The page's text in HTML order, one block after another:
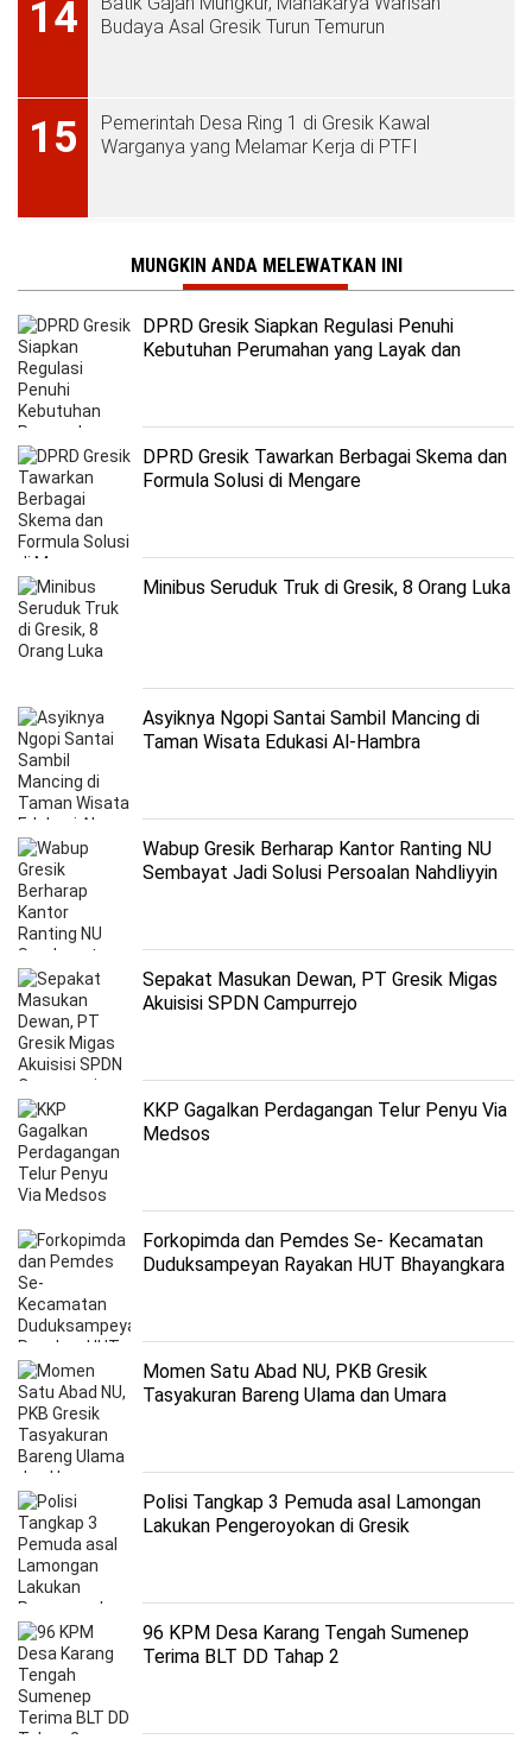
14
Budaya Asal Gresik Turun Temurun
15
Pemerintah Desa Ring 1 di Gresik Kawal
Warganya yang Melamar Kerja di PTFI
MUNGKIN ANDA MELEWATKAN INI
DPRD Gresik Siapkan Regulasi Penuhi
Kebutuhan Perumahan yang Layak dan
DPRD Gresik Tawarkan Berbagai Skema dan
Formula Solusi di Mengare
Minibus Seruduk Truk di Gresik, 8 Orang Luka
Asyiknya Ngopi Santai Sambil Mancing di
Taman Wisata Edukasi Al-Hambra
Wabup Gresik Berharap Kantor Ranting NU
Sembayat Jadi Solusi Persoalan Nahdliyyin
Sepakat Masukan Dewan, PT Gresik Migas
Akuisisi SPDN Campurrejo
KKP Gagalkan Perdagangan Telur Penyu Via
Medsos
Forkopimda dan Pemdes Se- Kecamatan
Duduksampeyan Rayakan HUT Bhayangkara
Momen Satu Abad NU, PKB Gresik
Tasyakuran Bareng Ulama dan Umara
Polisi Tangkap 3 Pemuda asal Lamongan
Lakukan Pengeroyokan di Gresik
96 KPM Desa Karang Tengah Sumenep
Terima BLT DD Tahap 2